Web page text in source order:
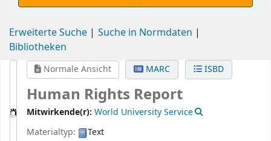
Erweiterte Suche
Suche in Normdaten
Bibliotheken
Normale Ansicht MARC ISBD
Human Rights Report
Mitwirkende(r): World University Service
Materialtyp:
Text